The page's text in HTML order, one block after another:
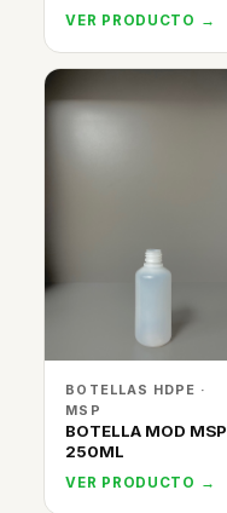
VER PRODUCTO →
BOTELLAS HDPE ·
MSP
BOTELLA MOD MSP
250ML
VER PRODUCTO →